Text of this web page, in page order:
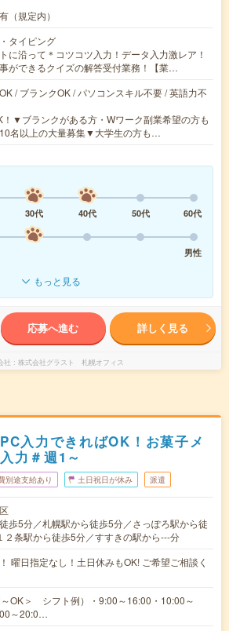
（規定内）
タイピング
に沿って＊コツコツ入力！データ入力激レア！
ができるクイズの解答受付業務！【業…
/ ブランクOK / パソコンスキル不要 / 英語力不
▼ブランクがある方・Wワーク副業希望の方も
名以上の大量募集▼大学生の方も…
30代 40代 50代
60代
男性
もっと見る
応募へ進む 詳しく見る
社 株式会社グラスト 札幌オフィス
入力できればOK！お菓子メ
力＃週1～
別途支給あり 土日祝日が休み 派遣
歩5分／札幌駅から徒歩5分／さっぽろ駅から徒
２条駅から徒歩5分／すすきの駅から---分
曜日指定なし！土日休みもOK! ご希望ご相談く
～OK＞ シフト例）・9:00～16:00・10:00～
～20:0…